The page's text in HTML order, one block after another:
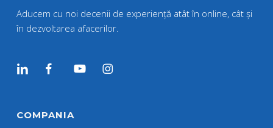
Aducem cu noi decenii de experiență atât în online, cât și
în dezvoltarea afacerilor.
COMPANIA